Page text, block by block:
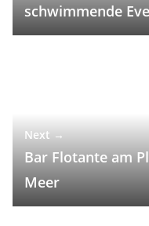
schwimmende
Next →
Bar Flotante am
Meer